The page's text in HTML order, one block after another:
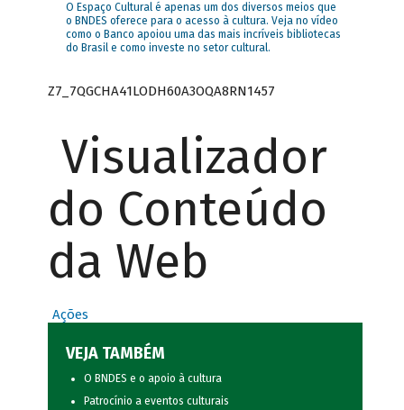
O Espaço Cultural é apenas um dos diversos meios que
o BNDES oferece para o acesso à cultura. Veja no vídeo
como o Banco apoiou uma das mais incríveis bibliotecas
do Brasil e como investe no setor cultural.
Z7_7QGCHA41LODH60A3OQA8RN1457
Visualizador
do Conteúdo
da Web
Ações
VEJA TAMBÉM
O BNDES e o apoio à cultura
Patrocínio a eventos culturais